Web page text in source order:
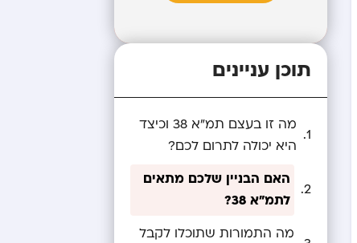
תוכן עניינים
מה זו בעצם תמ”א 38 וכיצד
היא יכולה לתרום לכם?
האם הבניין שלכם מתאים
לתמ”א 38?
מה התמורות שתוכלו לקבל